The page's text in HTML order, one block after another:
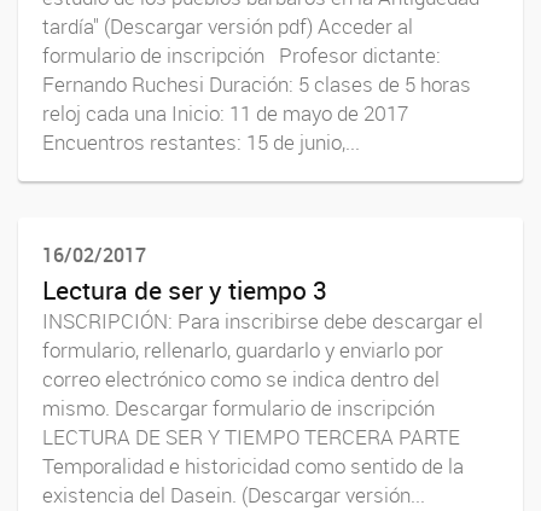
tardía" (Descargar versión pdf) Acceder al
formulario de inscripción Profesor dictante:
Fernando Ruchesi Duración: 5 clases de 5 horas
reloj cada una Inicio: 11 de mayo de 2017
Encuentros restantes: 15 de junio,...
16/02/2017
Lectura de ser y tiempo 3
INSCRIPCIÓN: Para inscribirse debe descargar el
formulario, rellenarlo, guardarlo y enviarlo por
correo electrónico como se indica dentro del
mismo. Descargar formulario de inscripción
LECTURA DE SER Y TIEMPO TERCERA PARTE
Temporalidad e historicidad como sentido de la
existencia del Dasein. (Descargar versión...